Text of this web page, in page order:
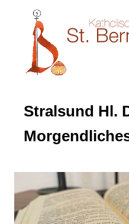
Stralsund Hl.